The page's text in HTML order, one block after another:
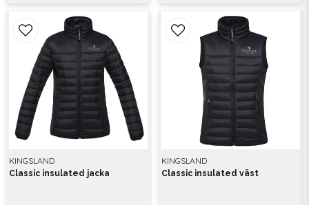
KINGSLAND
Classic insulated jacka
KINGSLAND
Classic insulated väst